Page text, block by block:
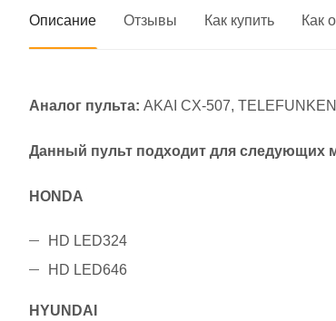
Описание Отзывы Как купить Как
Аналог пульта: AKAI CX-507,
Данный пульт подходит для следующих
HONDA
HD LED324
HD LED646
HYUNDAI